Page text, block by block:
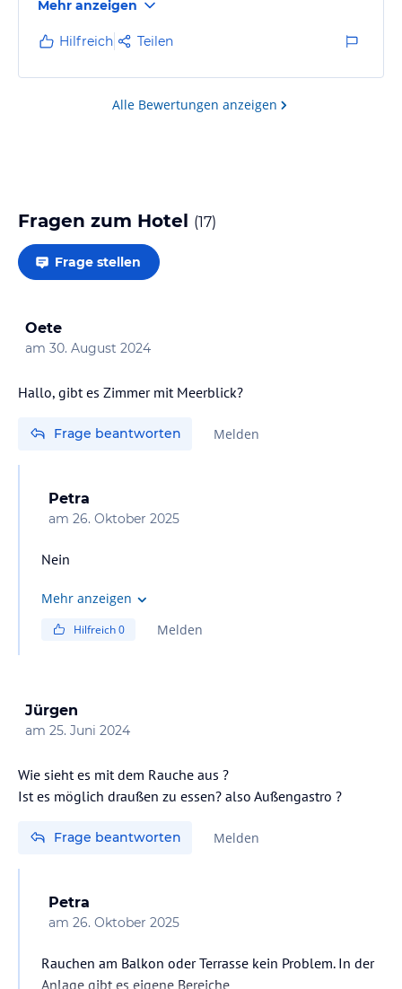
Fugen im Badezimmer. Die Wege der Hotelanlage
wurden früher täglich gereinigt dieser Service wurde
anscheinend eingestellt. Liegen gibt es jetzt nur noch
in Suiten mit Pool Ausrichtung, wobei die adaptierten
Suiten zwar Richtung Pool ausgerichtet sind,
Mehr anzeigen
Hilfreich Teilen
Alle Bewertungen anzeigen
Fragen zum Hotel (17)
Frage stellen
Oete
am 30. August 2024
Hallo, gibt es Zimmer mit Meerblick?
Frage beantworten Melden
Petra
am 26. Oktober 2025
Nein
Mehr anzeigen
Hilfreich0 Melden
Jürgen
am 25. Juni 2024
Wie sieht es mit dem Rauche aus ?
Ist es möglich draußen zu essen? also Außengastro ?
Frage beantworten Melden
Petra
am 26. Oktober 2025
Rauchen am Balkon oder Terrasse kein Problem. In der
Anlage gibt es eigene Bereiche